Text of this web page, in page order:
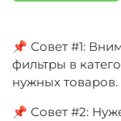
📌 Совет #1:
фильтры в
нужных товаров.
📌 Совет #2: